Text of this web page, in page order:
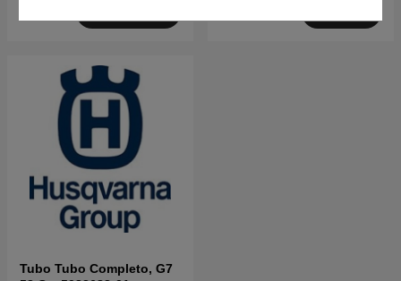
Tubo Tubo Completo, G7